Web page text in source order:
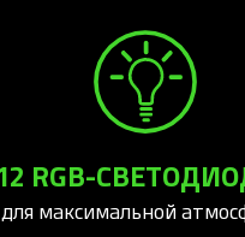
RGB-
для максимальной